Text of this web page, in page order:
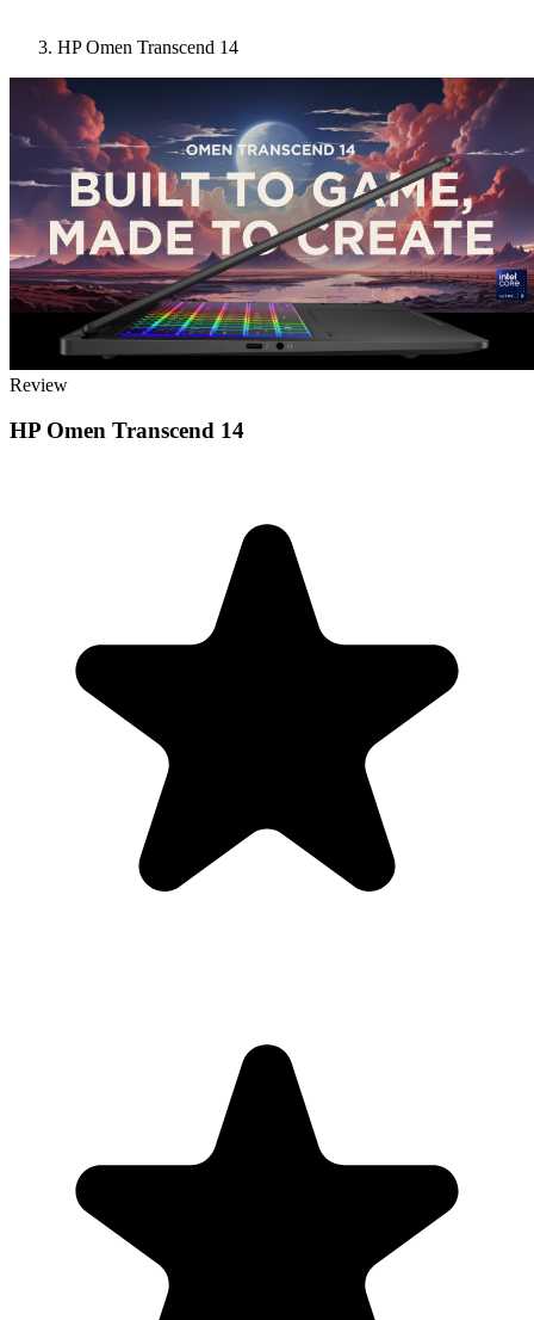
HP Omen Transcend 14
Review
HP Omen Transcend 14